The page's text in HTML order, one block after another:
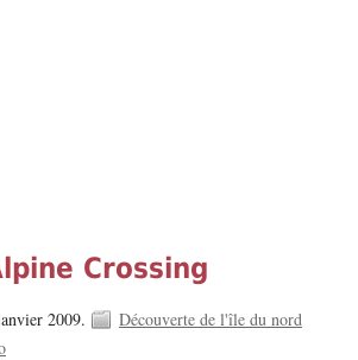
Crossing
2009.
Découverte de l'île du nord